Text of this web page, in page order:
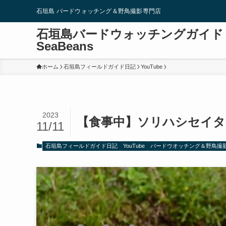
石垣島 バードウォッチング＆野鳥撮影専門店
石垣島バードウォッチングガイド
SeaBeans
ホーム 石垣島フィールドガイド日記 YouTube
【食事中】ソリハシセイ
2023
11/11
石垣島フィールドガイド日記 YouTube バードウオッチング＆野鳥撮